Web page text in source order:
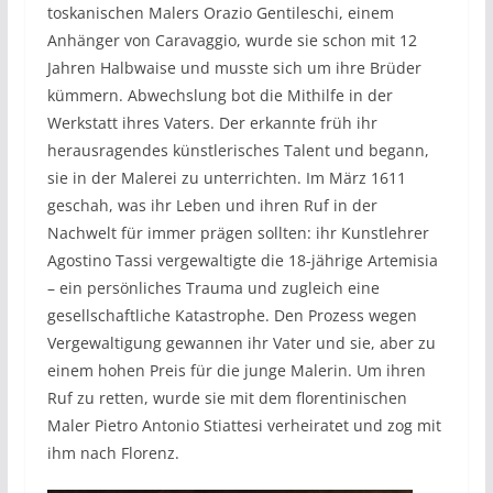
toskanischen Malers Orazio Gentileschi, einem
Anhänger von Caravaggio, wurde sie schon mit 12
Jahren Halbwaise und musste sich um ihre Brüder
kümmern. Abwechslung bot die Mithilfe in der
Werkstatt ihres Vaters. Der erkannte früh ihr
herausragendes künstlerisches Talent und begann,
sie in der Malerei zu unterrichten. Im März 1611
geschah, was ihr Leben und ihren Ruf in der
Nachwelt für immer prägen sollten: ihr Kunstlehrer
Agostino Tassi vergewaltigte die 18-jährige Artemisia
– ein persönliches Trauma und zugleich eine
gesellschaftliche Katastrophe. Den Prozess wegen
Vergewaltigung gewannen ihr Vater und sie, aber zu
einem hohen Preis für die junge Malerin. Um ihren
Ruf zu retten, wurde sie mit dem florentinischen
Maler Pietro Antonio Stiattesi verheiratet und zog mit
ihm nach Florenz.